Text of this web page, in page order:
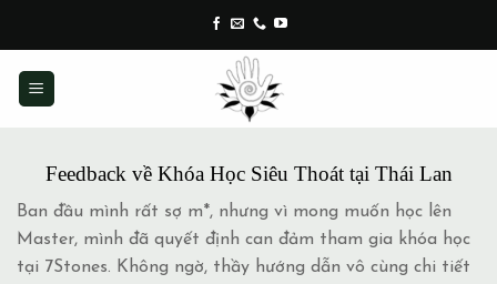
content
Feedback về Khóa Học Siêu Thoát tại Thái Lan
Ban đầu mình rất sợ m*, nhưng vì mong muốn học lên
Master, mình đã quyết định can đảm tham gia khóa học
tại 7Stones. Không ngờ, thầy hướng dẫn vô cùng chi tiết